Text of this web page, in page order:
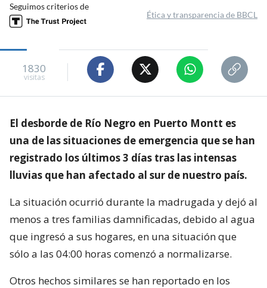
Seguimos criterios de
Ética y transparencia de BBCL
1830
visitas
El desborde de Río Negro en Puerto Montt es
una de las situaciones de emergencia que se han
registrado los últimos 3 días tras las intensas
lluvias que han afectado al sur de nuestro país.
La situación ocurrió durante la madrugada y dejó al
menos a tres familias damnificadas, debido al agua
que ingresó a sus hogares, en una situación que
sólo a las 04:00 horas comenzó a normalizarse.
Otros hechos similares se han reportado en los